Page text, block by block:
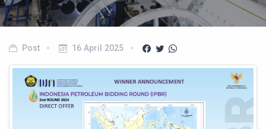
Post 16 April 2025